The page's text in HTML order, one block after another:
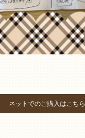
ネットでのご購入はこちら